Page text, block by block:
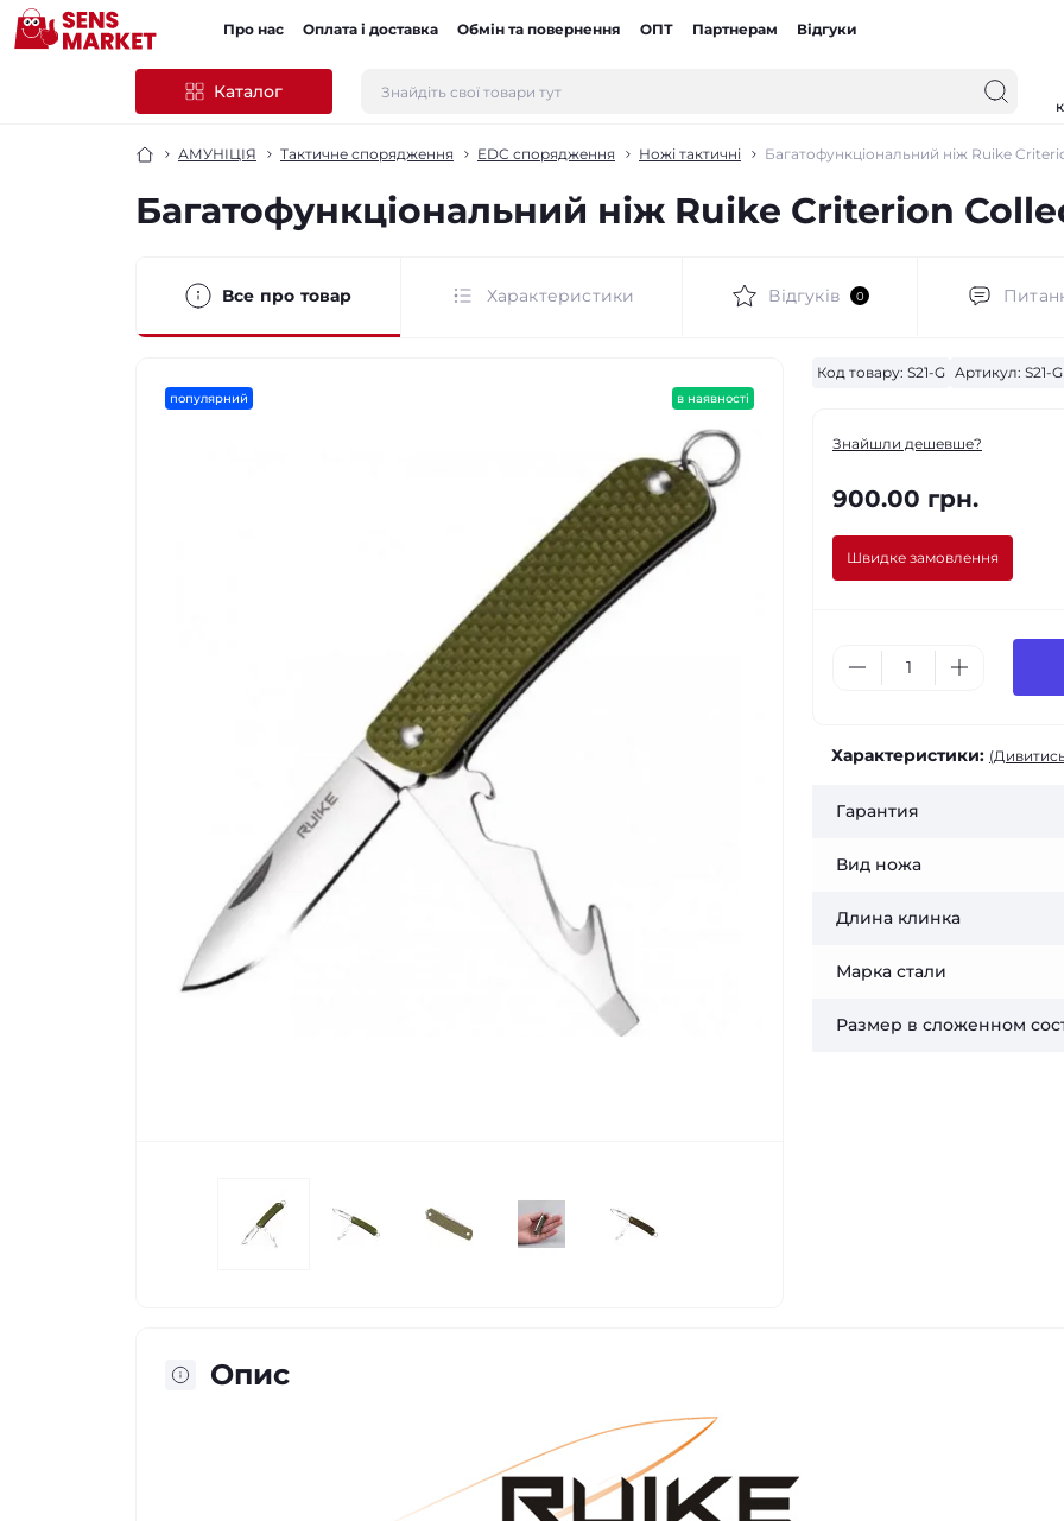
Про нас Оплата і доставка Обмін та повернення ОПТ Партнерам Відгуки
Каталог
АМУНІЦІЯ Тактичне спорядження EDC спорядження Ножі тактичні Багатофункціональний ніж Ruike
Багатофункціональний ніж Ruike Criterion
Все про товар Характеристики Відгуків 0
популярний в наявності
Код товару: S21-G Артикул: S21-G
Знайшли дешевше?
900.00 грн.
Швидке замовлення
Характеристики: (Дивитись
Гарантия
Вид ножа
Длина клинка
Марка стали
Размер в сложенном
Опис